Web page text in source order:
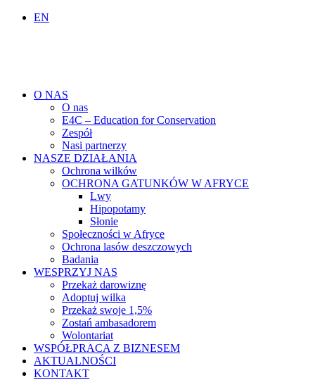
EN
O NAS
O nas
E4C – Education for Conservation
Zespół
Nasi partnerzy
NASZE DZIAŁANIA
Ochrona wilków
OCHRONA GATUNKÓW W AFRYCE
Lwy
Hipopotamy
Słonie
Społeczności w Afryce
Ochrona lasów deszczowych
Badania
WESPRZYJ NAS
Przekaż darowiznę
Adoptuj wilka
Przekaż swoje 1,5%
Zostań ambasadorem
Wolontariat
WSPÓŁPRACA Z BIZNESEM
AKTUALNOŚCI
KONTAKT